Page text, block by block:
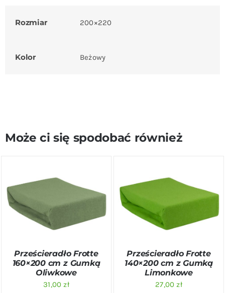
Rozmiar 200×220
Kolor Beżowy
Może ci się spodobać również
SZCZEGÓŁY
Prześcieradło Frotte
160×200 cm z Gumką
Oliwkowe
31,00zł
SZCZEGÓŁY
Prześcieradło Frotte
140×200 cm z Gumką
Limonkowe
27,00zł